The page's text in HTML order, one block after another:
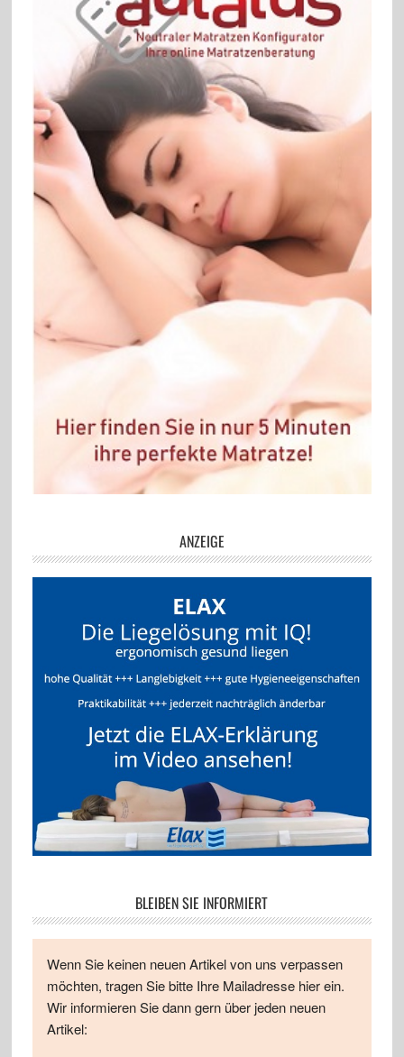
ANZEIGE
BLEIBEN SIE INFORMIERT
Wenn Sie keinen neuen Artikel von uns verpassen
möchten, tragen Sie bitte Ihre Mailadresse hier ein.
Wir informieren Sie dann gern über jeden neuen
Artikel: